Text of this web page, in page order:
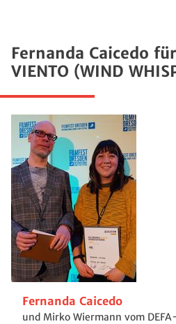
Fernanda Caicedo für
VIENTO (WIND
Fernanda Caicedo
und Mirko Wiermann vom